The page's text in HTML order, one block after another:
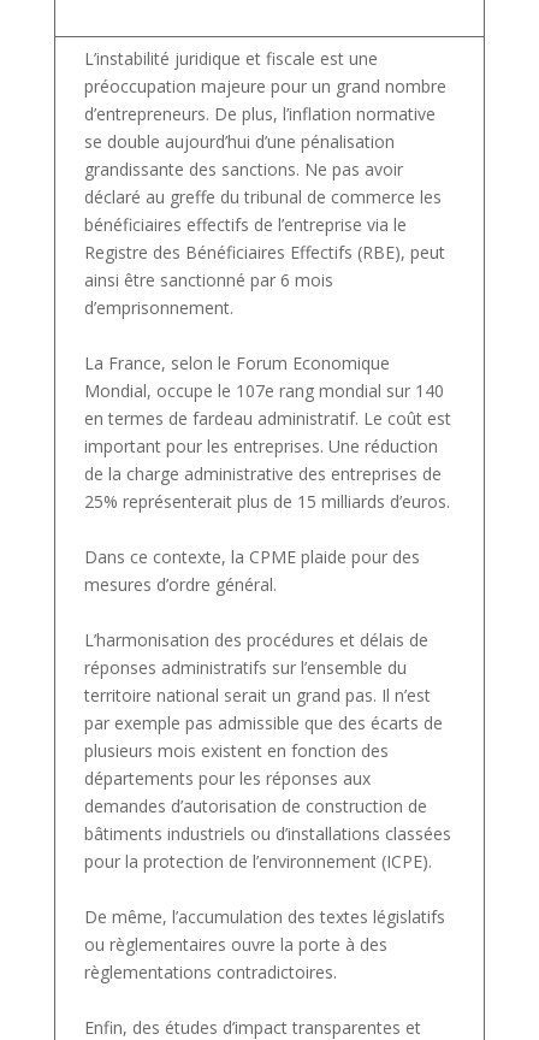
L’instabilité juridique et fiscale est une
préoccupation majeure pour un grand nombre
d’entrepreneurs. De plus, l’inflation normative
se double aujourd’hui d’une pénalisation
grandissante des sanctions. Ne pas avoir
déclaré au greffe du tribunal de commerce les
bénéficiaires effectifs de l’entreprise via le
Registre des Bénéficiaires Effectifs (RBE), peut
ainsi être sanctionné par 6 mois
d’emprisonnement.
La France, selon le Forum Economique
Mondial, occupe le 107e rang mondial sur 140
en termes de fardeau administratif. Le coût est
important pour les entreprises. Une réduction
de la charge administrative des entreprises de
25% représenterait plus de 15 milliards d’euros.
Dans ce contexte, la CPME plaide pour des
mesures d’ordre général.
L’harmonisation des procédures et délais de
réponses administratifs sur l’ensemble du
territoire national serait un grand pas. Il n’est
par exemple pas admissible que des écarts de
plusieurs mois existent en fonction des
départements pour les réponses aux
demandes d’autorisation de construction de
bâtiments industriels ou d’installations classées
pour la protection de l’environnement (ICPE).
De même, l’accumulation des textes législatifs
ou règlementaires ouvre la porte à des
règlementations contradictoires.
Enfin, des études d’impact transparentes et